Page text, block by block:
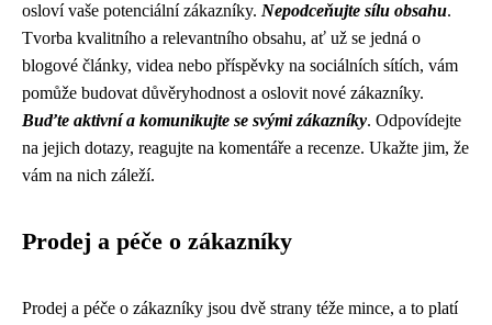
osloví vaše potenciální zákazníky. Nepodceňujte sílu obsahu.
Tvorba kvalitního a relevantního obsahu, ať už se jedná o
blogové články, videa nebo příspěvky na sociálních sítích, vám
pomůže budovat důvěryhodnost a oslovit nové zákazníky.
Buďte aktivní a komunikujte se svými zákazníky. Odpovídejte
na jejich dotazy, reagujte na komentáře a recenze. Ukažte jim, že
vám na nich záleží.
Prodej a péče o zákazníky
Prodej a péče o zákazníky jsou dvě strany téže mince, a to platí